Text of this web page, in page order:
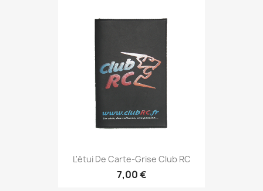
L'étui De Carte-Grise Club RC
7,00 €